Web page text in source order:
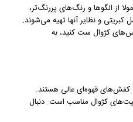
از الگوها و رنگ‌های پررنگ‌تر،
کبریتی و نظایر آنها تهیه می‌شوند.
کژوال ست کنید، به
کفش‌های قهوه‌ای عالی هستند.
کژوال مناسب است. دنبال